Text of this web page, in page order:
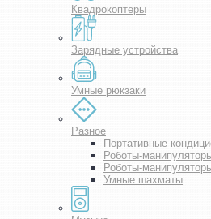
Квадрокоптеры
Зарядные устройства
Умные рюкзаки
Разное
Портативные
Роботы-
Роботы-
Умные шахматы